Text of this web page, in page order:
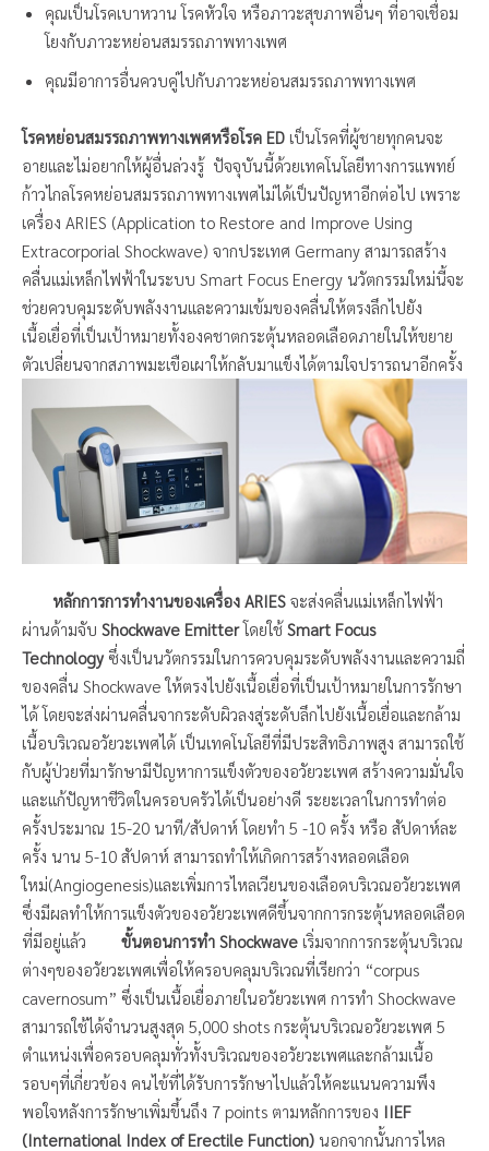
คุณเป็นโรคเบาหวาน โรคหัวใจ หรือภาวะสุขภาพอื่นๆ ที่อาจเชื่อม
โยงกับภาวะหย่อนสมรรถภาพทางเพศ
คุณมีอาการอื่นควบคู่ไปกับภาวะหย่อนสมรรถภาพทางเพศ
โรคหย่อนสมรรถภาพทางเพศหรือโรค ED เป็นโรคที่ผู้ชายทุกคนจะ
อายและไม่อยากให้ผู้อื่นล่วงรู้ ปัจจุบันนี้ด้วยเทคโนโลยีทางการแพทย์
ก้าวไกลโรคหย่อนสมรรถภาพทางเพศไม่ได้เป็นปัญหาอีกต่อไป เพราะ
เครื่อง ARIES (Application to Restore and Improve Using
Extracorporial Shockwave) จากประเทศ Germany สามารถสร้าง
คลื่นแม่เหล็กไฟฟ้าในระบบ Smart Focus Energy นวัตกรรมใหม่นี้จะ
ช่วยควบคุมระดับพลังงานและความเข้มของคลื่นให้ตรงลึกไปยัง
เนื้อเยื่อที่เป็นเป้าหมายทั้งองคชาตกระตุ้นหลอดเลือดภายในให้ขยาย
ตัวเปลี่ยนจากสภาพมะเขือเผาให้กลับมาแข็งได้ตามใจปรารถนาอีกครั้ง
หลักการการทำงานของเครื่อง ARIES จะส่งคลื่นแม่เหล็กไฟฟ้า
ผ่านด้ามจับ Shockwave Emitterโดยใช้ Smart Focus
Technology ซึ่งเป็นนวัตกรรมในการควบคุมระดับพลังงานและความถี่
ของคลื่น Shockwave ให้ตรงไปยังเนื้อเยื่อที่เป็นเป้าหมายในการรักษา
ได้ โดยจะส่งผ่านคลื่นจากระดับผิวลงสู่ระดับลึกไปยังเนื้อเยื่อและกล้าม
เนื้อบริเวณอวัยวะเพศได้ เป็นเทคโนโลยีที่มีประสิทธิภาพสูง สามารถใช้
กับผู้ป่วยที่มารักษามีปัญหาการแข็งตัวของอวัยวะเพศ สร้างความมั่นใจ
และแก้ปัญหาชีวิตในครอบครัวได้เป็นอย่างดี ระยะเวลาในการทำต่อ
ครั้งประมาณ 15-20 นาที/สัปดาห์ โดยทำ 5 -10 ครั้ง หรือ สัปดาห์ละ
ครั้ง นาน 5-10 สัปดาห์ สามารถทำให้เกิดการสร้างหลอดเลือด
ใหม่(Angiogenesis)และเพิ่มการไหลเวียนของเลือดบริเวณอวัยวะเพศ
ซึ่งมีผลทำให้การแข็งตัวของอวัยวะเพศดีขึ้นจากการกระตุ้นหลอดเลือด
ที่มีอยู่แล้ว
ขั้นตอนการทำ Shockwave เริ่มจากการกระตุ้นบริเวณ
ต่างๆของอวัยวะเพศเพื่อให้ครอบคลุมบริเวณที่เรียกว่า “corpus
cavernosum” ซึ่งเป็นเนื้อเยื่อภายในอวัยวะเพศ การทำ Shockwave
สามารถใช้ได้จำนวนสูงสุด 5,000 shots กระตุ้นบริเวณอวัยวะเพศ 5
ตำแหน่งเพื่อครอบคลุมทั่วทั้งบริเวณของอวัยวะเพศและกล้ามเนื้อ
รอบๆที่เกี่ยวข้อง คนไข้ที่ได้รับการรักษาไปแล้วให้คะแนนความพึง
พอใจหลังการรักษาเพิ่มขึ้นถึง 7 points ตามหลักการของ IIEF
(International Index of Erectile Function) นอกจากนั้นการไหล